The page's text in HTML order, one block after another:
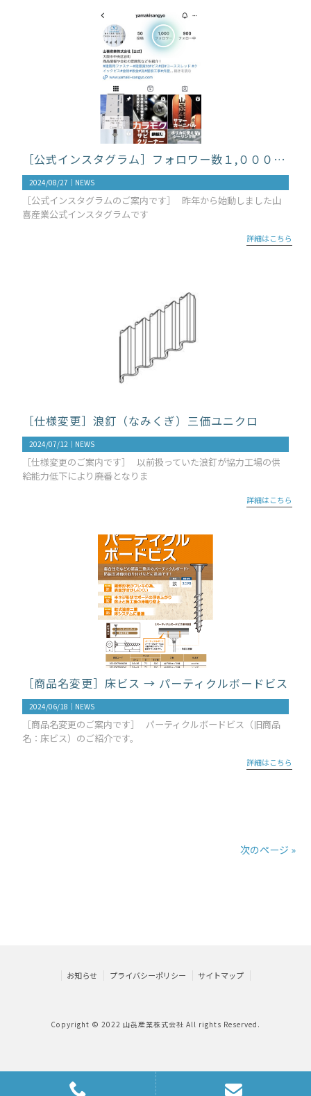
［公式インスタグラム］フォロワー数１,０００人突破
2024/08/27｜ NEWS
［公式インスタグラムのご案内です］ 昨年から始動しました山
喜産業公式インスタグラムです
詳細はこちら
［仕様変更］浪釘（なみくぎ）三価ユニクロ
2024/07/12｜ NEWS
［仕様変更のご案内です］ 以前扱っていた浪釘が協力工場の供
給能力低下により廃番となりま
詳細はこちら
［商品名変更］床ビス → パーティクルボードビス
2024/06/18｜ NEWS
［商品名変更のご案内です］ パーティクルボードビス（旧商品
名：床ビス）のご紹介です。
詳細はこちら
次のページ »
お知らせ プライバシーポリシー サイトマップ
Copyright © 2022 山㐂産業株式会社 All rights Reserved.